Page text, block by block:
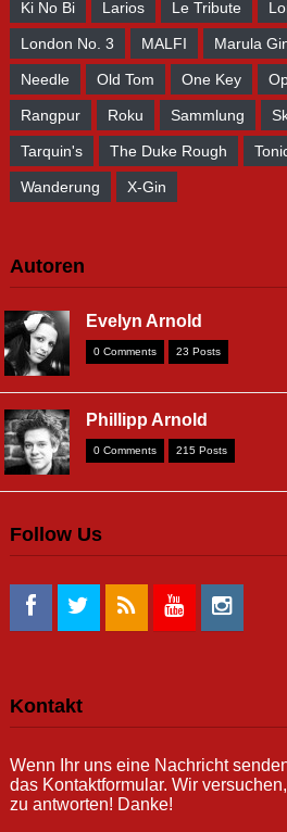
Ki No Bi Larios Le Tribute
London No. 3 MALFI Marula
Needle Old Tom One Key
Rangpur Roku Sammlung
Tarquin's The Duke Rough
Wanderung X-Gin
Autoren
Evelyn Arnold
0 Comments 23 Posts
Phillipp Arnold
0 Comments 215 Posts
Follow Us
Kontakt
Wenn Ihr uns eine Nachricht
das Kontaktformular. Wir
zu antworten! Danke!